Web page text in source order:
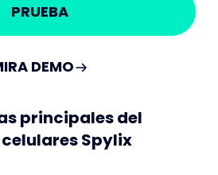
PRUEBA
DEMO
principales del
Spylix